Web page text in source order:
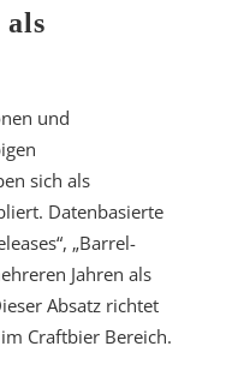
und
sich als
Datenbasierte
„Barrel-
Jahren als
Absatz richtet
Craftbier Bereich.